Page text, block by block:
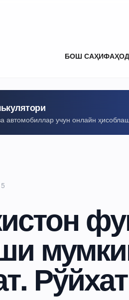
БОШ САҲИФА
автомобиллар учун онлайн
Рўйхат